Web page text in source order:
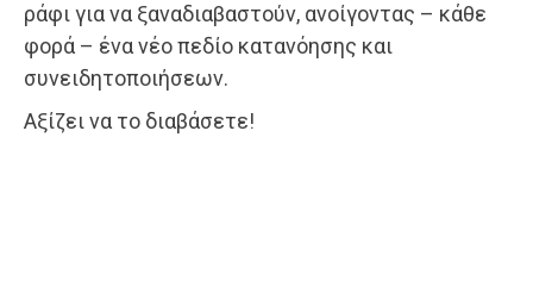
ράφι για να ξαναδιαβαστούν, ανοίγοντας – κάθε
φορά – ένα νέο πεδίο κατανόησης και
συνειδητοποιήσεων.
Αξίζει να το διαβάσετε!